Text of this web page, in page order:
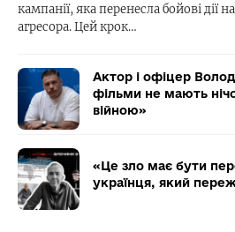
кампанії, яка перенесла бойові дії
агресора. Цей крок…
Актор і офіцер
фільми не мають
війною»
«Це зло має бути
українця, який